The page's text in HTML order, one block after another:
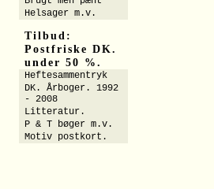
Helsager m.v.
Tilbud:
Postfriske DK.
under 50 %.
Heftesammentryk
DK. Årboger. 1992
- 2008
Litteratur.
P & T bøger m.v.
Motiv postkort.